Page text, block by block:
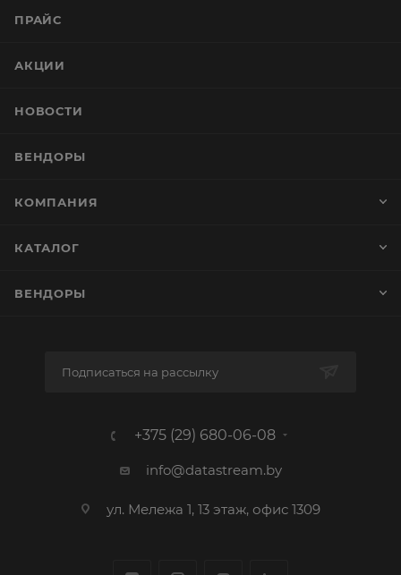
ПРАЙС
АКЦИИ
НОВОСТИ
ВЕНДОРЫ
КОМПАНИЯ
КАТАЛОГ
ВЕНДОРЫ
Подписаться на рассылку
+375 (29) 680-06-08
info@datastream.by
ул. Мележа 1, 13 этаж, офис 1309